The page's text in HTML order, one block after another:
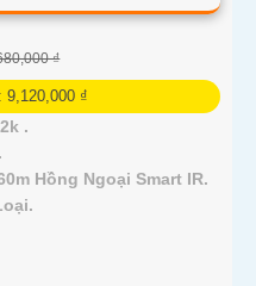
₫
9,120,000 ₫
.
Hồng Ngoại Smart IR.